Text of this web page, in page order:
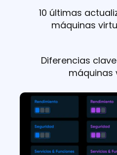
10 últimas
máquinas
Diferencias
máquinas